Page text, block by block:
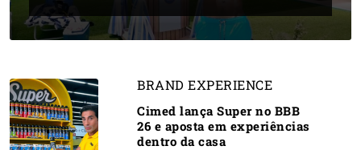
BRAND EXPERIENCE
Cimed lança Super no BBB
26 e aposta em experiências
dentro da casa